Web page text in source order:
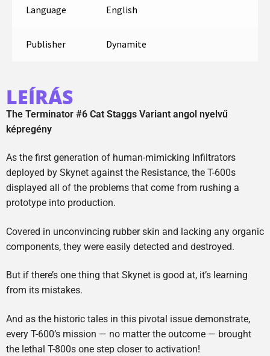
Language English
Publisher Dynamite
LEÍRÁS
The Terminator #6 Cat Staggs Variant angol nyelvű
képregény
As the first generation of human-mimicking Infiltrators
deployed by Skynet against the Resistance, the T-600s
displayed all of the problems that come from rushing a
prototype into production.
Covered in unconvincing rubber skin and lacking any organic
components, they were easily detected and destroyed.
But if there’s one thing that Skynet is good at, it’s learning
from its mistakes.
And as the historic tales in this pivotal issue demonstrate,
every T-600’s mission — no matter the outcome — brought
the lethal T-800s one step closer to activation!